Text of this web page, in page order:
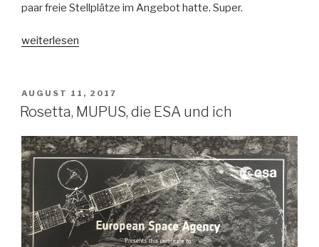
paar freie Stellplätze im Angebot hatte. Super.
„Rocket
Alabama“
weiterlesen
VERÖFFENTLICHT
AM
AUGUST 11, 2017
Rosetta, MUPUS, die ESA und ich